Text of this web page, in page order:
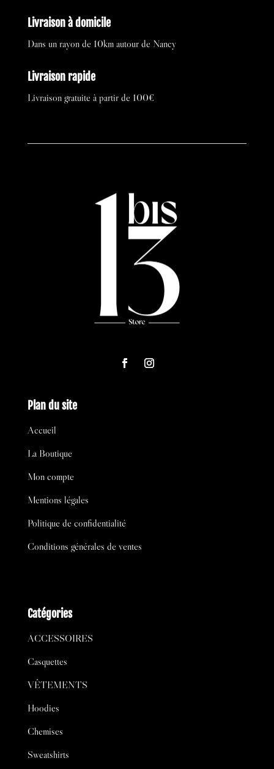
Livraison à domicile
Dans un rayon de 10km autour de Nancy
Livraison rapide
Livraison gratuite à partir de 100€
Plan du site
Accueil
La Boutique
Mon compte
Mentions légales
Politique de confidentialité
Conditions générales de ventes
Catégories
ACCESSOIRES
Casquettes
VÊTEMENTS
Hoodies
Chemises
Sweatshirts